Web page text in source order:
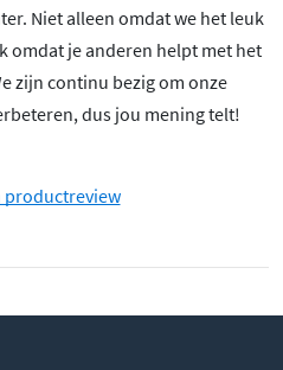
Niet alleen omdat we het leuk
omdat je anderen helpt met het
zijn continu bezig om onze
dus jou mening telt!
productreview